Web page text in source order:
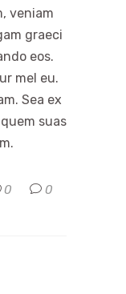
veniam
graeci
eos.
mel eu.
Sea ex
suas
0 0